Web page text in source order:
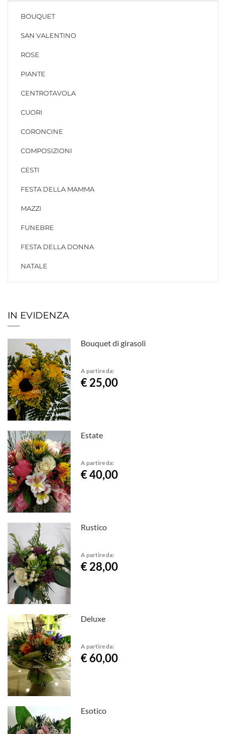
BOUQUET
SAN VALENTINO
ROSE
PIANTE
CENTROTAVOLA
CUORI
CORONCINE
COMPOSIZIONI
CESTI
FESTA DELLA MAMMA
MAZZI
FUNEBRE
FESTA DELLA DONNA
NATALE
IN EVIDENZA
Bouquet di girasoli
A partire da:
€ 25,00
Estate
A partire da:
€ 40,00
Rustico
A partire da:
€ 28,00
Deluxe
A partire da:
€ 60,00
Esotico